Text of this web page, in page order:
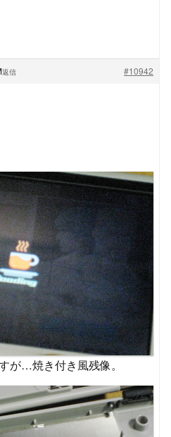
#10942
返信
が…焼き付き風残像。